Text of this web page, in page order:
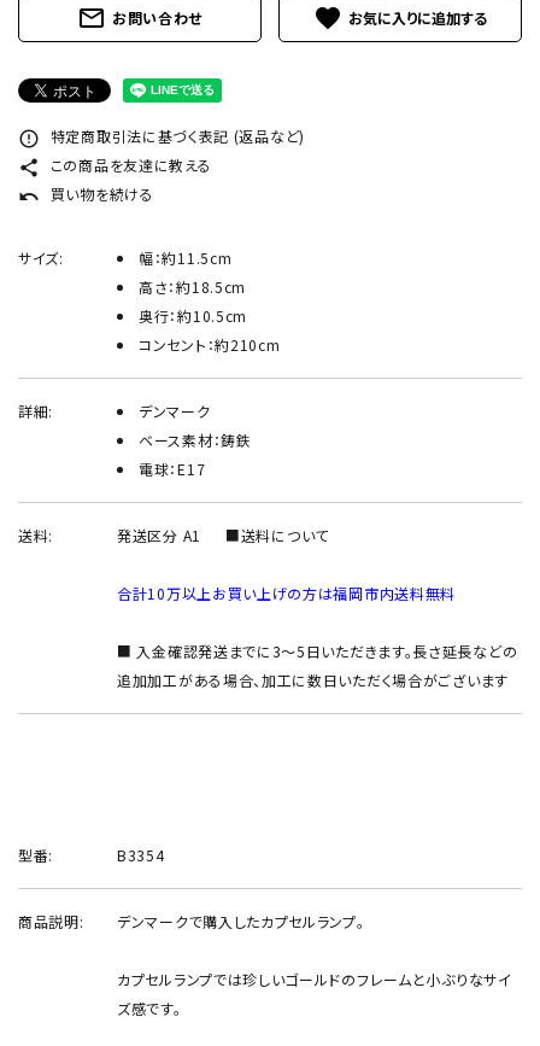
ACCOUNT MENU
meeting_room ログイン person 新規会員登録
mail_outline お問い合わせ favorite
error_outline 特定商取引法に基づく表記 (返品など)
share この商品を友達に教える
undo 買い物を続ける
サイズ:
幅：約11.5cm
高さ：約18.5cm
奥行：約10.5cm
コンセント：約210cm
詳細:
デンマーク
ベース素材：鋳鉄
電球：E17
送料: 発送区分 A1 ■送料について
合計10万以上お買い上げの方は福岡市内送料無料
■ 入金確認発送までに3～5日いただきます。長さ延長などの
追加加工がある場合、加工に数日いただく場合がございます
型番: B3354
商品説明: デンマークで購入したカプセルランプ。
カプセルランプでは珍しいゴールドのフレームと小ぶりなサイ
ズ感です。